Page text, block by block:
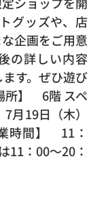
グッズや、店
企画をご用意
の詳しい内容
す。ぜひ遊び
所】 6階 スペ
19日（木）
時間】 11：
11：00～20：